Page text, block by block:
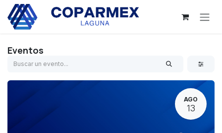
Ir al contenido
Eventos
AGO
13